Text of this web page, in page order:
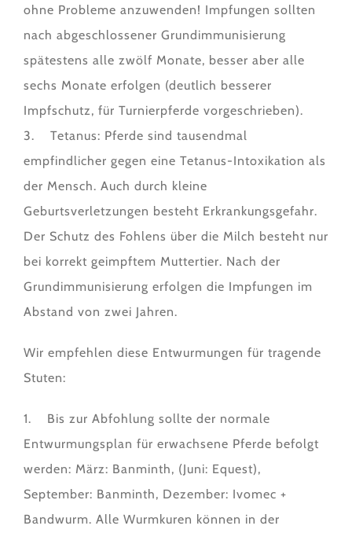
ohne Probleme anzuwenden! Impfungen sollten
nach abgeschlossener Grundimmunisierung
spätestens alle zwölf Monate, besser aber alle
sechs Monate erfolgen (deutlich besserer
Impfschutz, für Turnierpferde vorgeschrieben).
3. Tetanus: Pferde sind tausendmal
empfindlicher gegen eine Tetanus-Intoxikation als
der Mensch. Auch durch kleine
Geburtsverletzungen besteht Erkrankungsgefahr.
Der Schutz des Fohlens über die Milch besteht nur
bei korrekt geimpftem Muttertier. Nach der
Grundimmunisierung erfolgen die Impfungen im
Abstand von zwei Jahren.
Wir empfehlen diese Entwurmungen für tragende
Stuten:
1. Bis zur Abfohlung sollte der normale
Entwurmungsplan für erwachsene Pferde befolgt
werden: März: Banminth, (Juni: Equest),
September: Banminth, Dezember: Ivomec +
Bandwurm. Alle Wurmkuren können in der